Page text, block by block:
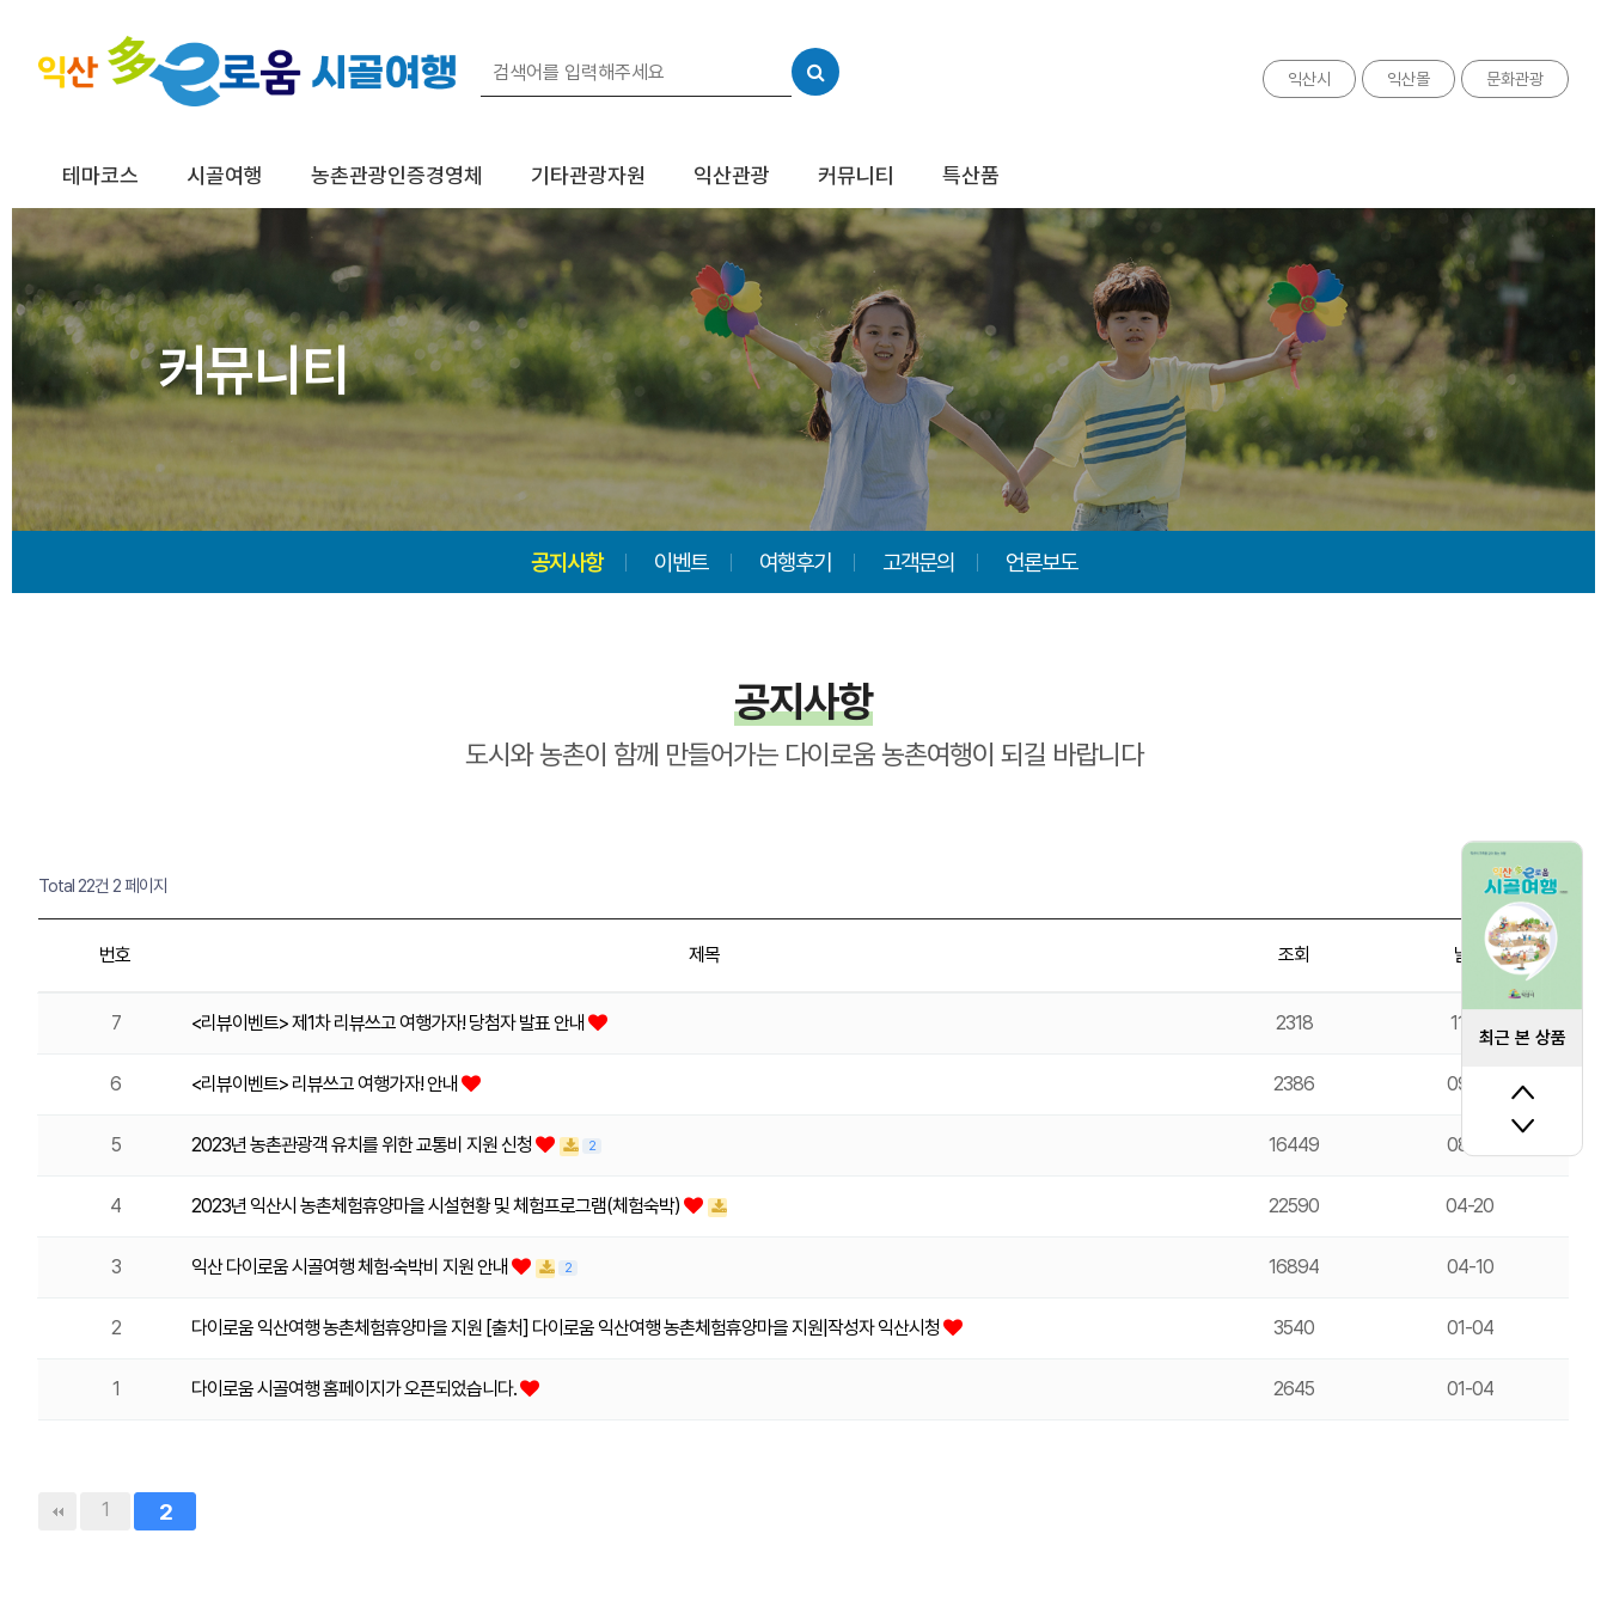
익산시 익산몰 문화관광
테마코스 시골여행 농촌관광인증경영체 기타관광자원 익산관광 커뮤니티 특산품
최근 본 상품
커뮤니티
공지사항 이벤트 여행후기 고객문의 언론보도
공지사항
도시와 농촌이 함께 만들어가는 다이로움 농촌여행이 되길 바랍니다
Total 22건 2 페이지
번호 제목 조회 날짜
7 <리뷰이벤트> 제1차 리뷰쓰고 여행가자! 당첨자 발표 안내 2318 11-01
6 <리뷰이벤트> 리뷰쓰고 여행가자! 안내 2386 09-19
5 2023년 농촌관광객 유치를 위한 교통비 지원 신청 2 16449 08-16
4 2023년 익산시 농촌체험휴양마을 시설현황 및 체험프로그램(체험숙박) 22590 04-20
3 익산 다이로움 시골여행 체험·숙박비 지원 안내 2 16894 04-10
2 다이로움 익산여행 농촌체험휴양마을 지원 [출처] 다이로움 익산여행 농촌체험휴양마을 지원|작성자 익산시청 3540 01-04
1 다이로움 시골여행 홈페이지가 오픈되었습니다. 2645 01-04
1 2